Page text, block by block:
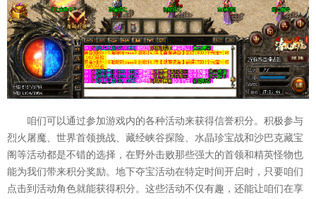
咱们可以通过参加游戏内的各种活动来获得信誉积分。积极参与
烈火屠魔、世界首领挑战、藏经峡谷探险、水晶珍宝战和沙巴克藏宝
阁等活动都是不错的选择，在野外击败那些强大的首领和精英怪物也
能为我们带来积分奖励。地下夺宝活动在特定时间开启时，只要咱们
点击到活动角色就能获得积分。这些活动不仅有趣，还能让咱们在享